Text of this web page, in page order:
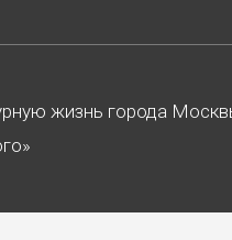
жизнь города